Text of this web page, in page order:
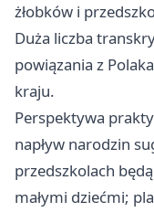
żłobków i
Duża liczba
powiązania z
kraju.
Perspektywa
napływ narodzin
przedszkolach
małymi dziećmi;